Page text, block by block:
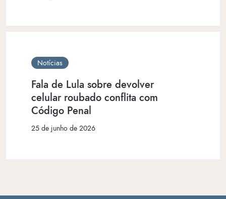
Notícias
Fala de Lula sobre devolver
celular roubado conflita com
Código Penal
25 de junho de 2026